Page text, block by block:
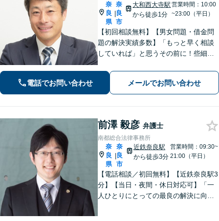
奈
良
県
|
奈
良
市
大和西大寺駅
から徒歩1分
営業時間：10:00
~23:00（平日）
【初回相談無料】【男女問題・借金問
題の解決実績多数】「もっと早く相談
していれば」と思うその前に！些細な
者さまと密に連絡を取り、納得できる
解決を目指します【大和西大寺駅1分】
【休日・夜間対応可】
電話でお問い合わせ メールでお問い合わせ
前澤 毅彦 弁護士
南都総合法律事務所
奈
良
県
|
奈
良
市
近鉄奈良駅
から徒歩3分
営業時間：09:30~
21:00（平日）
【電話相談／初回無料】【近鉄奈良駅3
分】【当日・夜間・休日対応可】「一
人ひとりにとっての最良の解決に向け